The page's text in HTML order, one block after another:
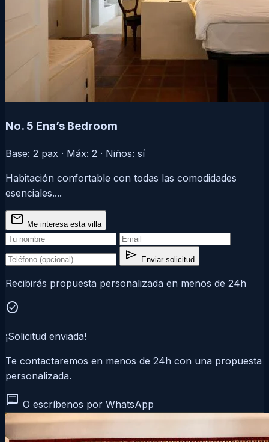
No. 5 Ena’s Bedroom
Base: 2 pax · Máx: 2 · Niños: sí
Habitación confortable con todas las comodidades
esenciales....
mail Me interesa esta villa
send Enviar solicitud
Recibirás propuesta personalizada en menos de 24h
check_circle
¡Solicitud enviada!
Te contactaremos en menos de 24h con una propuesta
personalizada.
chat O escríbenos por WhatsApp